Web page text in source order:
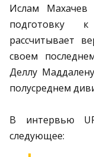
Ислам Махачев
подготовку
рассчитывает
своем
Деллу
полусреднем
В интервью
следующее: